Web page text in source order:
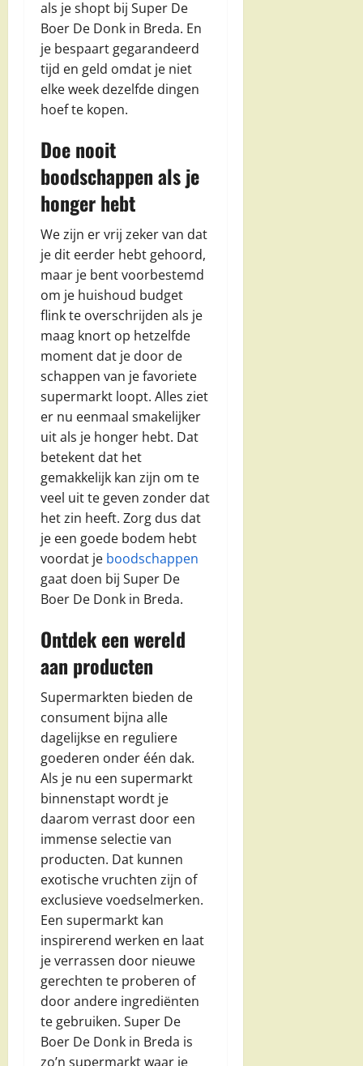
als je shopt bij Super De
Boer De Donk in Breda. En
je bespaart gegarandeerd
tijd en geld omdat je niet
elke week dezelfde dingen
hoef te kopen.
Doe nooit
boodschappen als je
honger hebt
We zijn er vrij zeker van dat
je dit eerder hebt gehoord,
maar je bent voorbestemd
om je huishoud budget
flink te overschrijden als je
maag knort op hetzelfde
moment dat je door de
schappen van je favoriete
supermarkt loopt. Alles ziet
er nu eenmaal smakelijker
uit als je honger hebt. Dat
betekent dat het
gemakkelijk kan zijn om te
veel uit te geven zonder dat
het zin heeft. Zorg dus dat
je een goede bodem hebt
voordat je boodschappen
gaat doen bij Super De
Boer De Donk in Breda.
Ontdek een wereld
aan producten
Supermarkten bieden de
consument bijna alle
dagelijkse en reguliere
goederen onder één dak.
Als je nu een supermarkt
binnenstapt wordt je
daarom verrast door een
immense selectie van
producten. Dat kunnen
exotische vruchten zijn of
exclusieve voedselmerken.
Een supermarkt kan
inspirerend werken en laat
je verrassen door nieuwe
gerechten te proberen of
door andere ingrediënten
te gebruiken. Super De
Boer De Donk in Breda is
zo’n supermarkt waar je